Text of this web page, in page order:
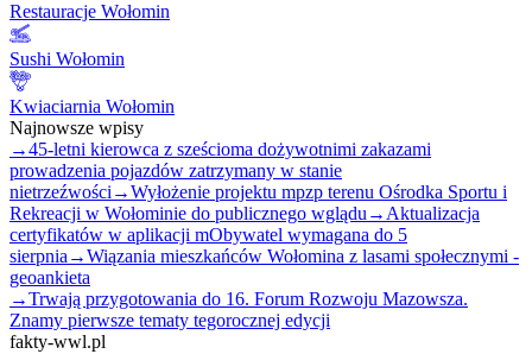
Restauracje Wołomin
Sushi Wołomin
Kwiaciarnia Wołomin
Najnowsze wpisy
→45-letni kierowca z sześcioma dożywotnimi zakazami
prowadzenia pojazdów zatrzymany w stanie
nietrzeźwości →Wyłożenie projektu mpzp terenu Ośrodka Sportu i
Rekreacji w Wołominie do publicznego wglądu → Aktualizacja
certyfikatów w aplikacji mObywatel wymagana do 5
sierpnia →Wiązania mieszkańców Wołomina z lasami społecznymi -
geoankieta
→Trwają przygotowania do 16. Forum Rozwoju Mazowsza.
Znamy pierwsze tematy tegorocznej edycji
fakty-wwl.pl